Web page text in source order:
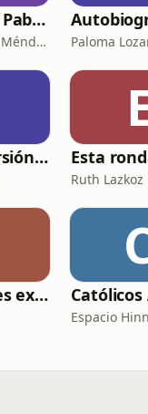
Mis Perfumes / Pablo Méndez
Mis Perfumes Pablo Méndez Paloma
El Club de Inversión podcast
Ruth Lazkoz
Relatos sexuales explícitos
Espacio